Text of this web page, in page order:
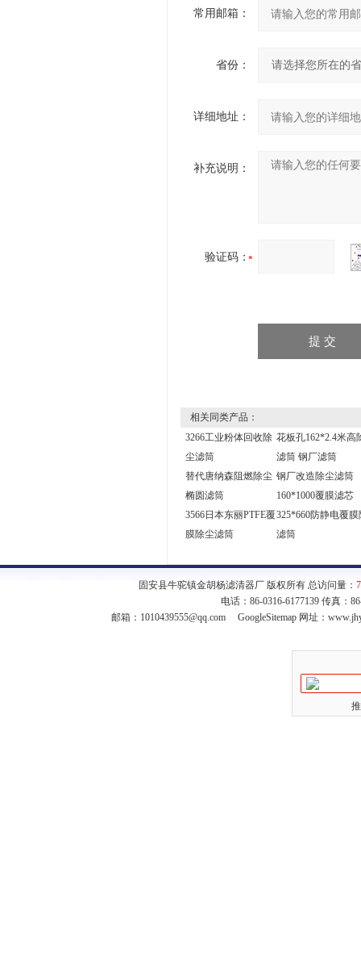
常用邮箱：
省份：
详细地址：
补充说明：
验证码：
相关同类产品：
3266工业粉体回收除
尘滤筒
花板孔162*2.4米高
滤筒 钢厂滤筒
替代唐纳森阻燃除尘
椭圆滤筒
钢厂改造除尘滤筒
160*1000覆膜滤芯
3566日本东丽PTFE覆
膜除尘滤筒
325*660防静电覆膜
滤筒
固安县牛驼镇金胡杨滤清器厂 版权所有 总访问量：
电话：86-0316-6177139 传真：
邮箱： 1010439555@qq.com GoogleSitemap网址：